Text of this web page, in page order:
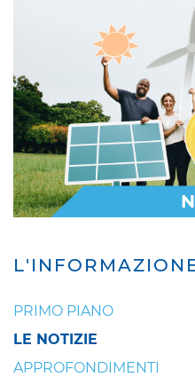
PRIMO PIANO
LE NOTIZIE
APPROFONDIMENTI